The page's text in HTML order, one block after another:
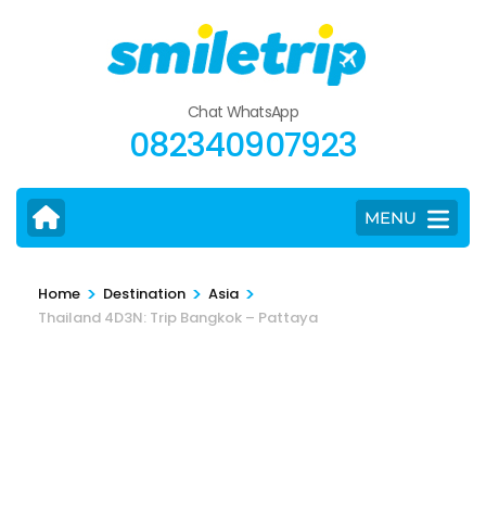
Chat WhatsApp
082340907923
MENU
Home > Destination > Asia >
Thailand 4D3N: Trip Bangkok – Pattaya